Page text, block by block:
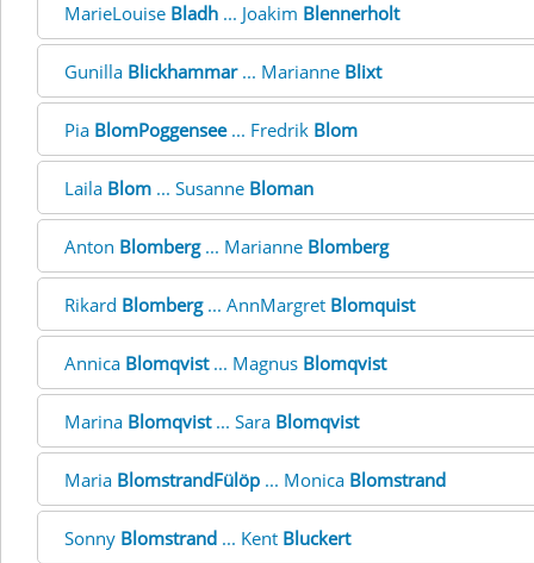
MarieLouise Bladh ... Joakim Blennerholt
Gunilla Blickhammar... Marianne Blixt
Pia BlomPoggensee... Fredrik Blom
Laila Blom ... Susanne Bloman
Anton Blomberg... Marianne Blomberg
Rikard Blomberg... AnnMargret Blomquist
Annica Blomqvist... Magnus Blomqvist
Marina Blomqvist... Sara Blomqvist
Maria BlomstrandFülöp ... Monica Blomstrand
Sonny Blomstrand ... Kent Bluckert